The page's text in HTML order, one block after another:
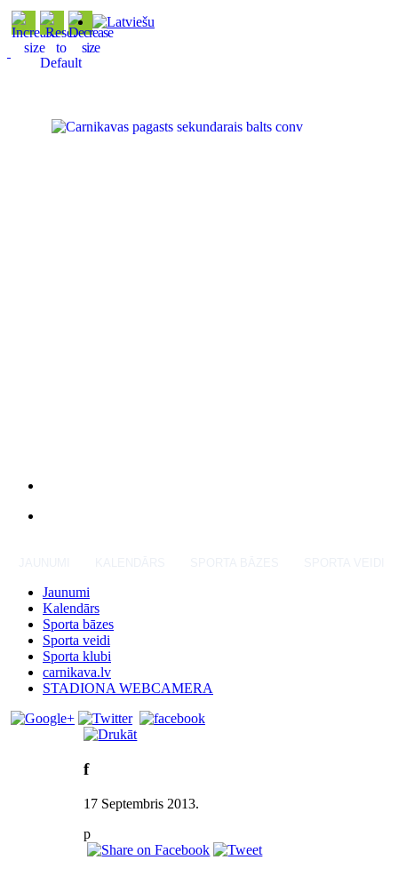
Jaunumi
Kalendārs
Sporta bāzes
Sporta veidi
Sporta klubi
carnikava.lv
STADIONA WEBCAMERA
f
17 Septembris 2013.
p